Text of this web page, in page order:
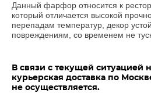
Данный фарфор относится к
который отличается высокой
перепадам температур, декор
повреждениям, со временем не
В связи с текущей ситуацией
курьерская доставка по
не осуществляется.